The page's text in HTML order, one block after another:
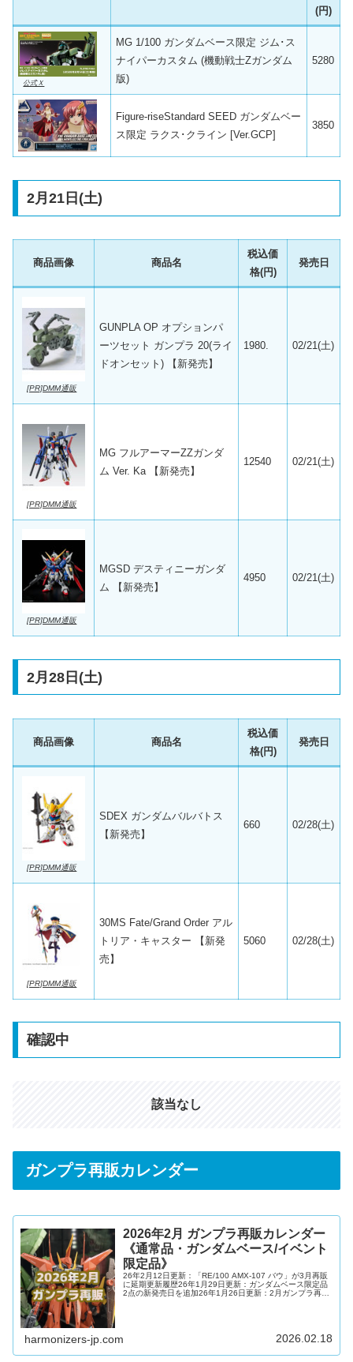
(円)
公式Ｘ
MG 1/100 ガンダムベース限定 ジム･ス
ナイパーカスタム (機動戦士Zガンダム
版)
5280
Figure-riseStandard SEED ガンダムベー
ス限定 ラクス･クライン [Ver.GCP]
3850
2月21日(土)
商品画像 商品名
税込価
格(円)
発売日
[PR]DMM通販
GUNPLA OP オプションパ
ーツセット ガンプラ 20(ライ
ドオンセット) 【新発売】
1980. 02/21(土)
[PR]DMM通販
MG フルアーマーZZガンダ
ム Ver. Ka 【新発売】
12540 02/21(土)
[PR]DMM通販
MGSD デスティニーガンダ
ム 【新発売】
4950 02/21(土)
2月28日(土)
商品画像 商品名
税込価
格(円)
発売日
[PR]DMM通販
SDEX ガンダムバルバトス
【新発売】
660 02/28(土)
[PR]DMM通販
30MS Fate/Grand Order アル
トリア・キャスター 【新発
売】
5060 02/28(土)
確認中
該当なし
ガンプラ再販カレンダー
2026年2月 ガンプラ再販カレンダー
《通常品・ガンダムベース/イベント
限定品》
26年2月12日更新：「RE/100 AMX-107 バウ」が3月再販
に延期更新履歴26年1月29日更新：ガンダムベース限定品
2点の新発売日を追加26年1月26日更新：2月ガンプラ再販
更新：2月新発売ガンプラ等14種類の新発売日を更新26年
harmonizers-jp.com 2026.02.18